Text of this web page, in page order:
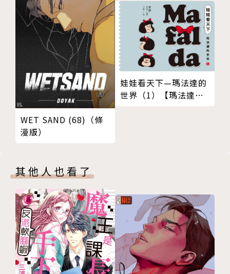
WET SAND (68)（條
漫版）
娃娃看天下—瑪法達的
世界（1）【瑪法達降
其他人也看了